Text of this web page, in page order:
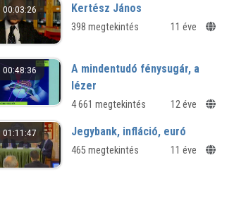
00:03:26 Kertész János
398 megtekintés 11 éve
00:48:36
A mindentudó fénysugár, a
lézer
4 661 megtekintés 12 éve
01:11:47 Jegybank, infláció, euró
465 megtekintés 11 éve